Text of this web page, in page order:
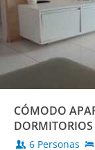
CÓMODO
6 Personas